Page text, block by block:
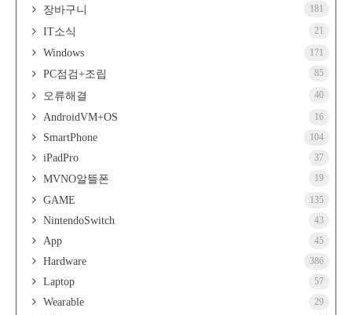
장바구니 181
IT소식 21
Windows 171
PC점검+조립 85
오류해결 40
AndroidVM+OS 16
SmartPhone 104
iPadPro 37
MVNO알뜰폰 19
GAME 135
NintendoSwitch 43
App 45
Hardware 386
Laptop 57
Wearable 29